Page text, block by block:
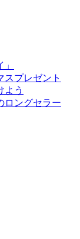
スプレゼント
よう
ロングセラー